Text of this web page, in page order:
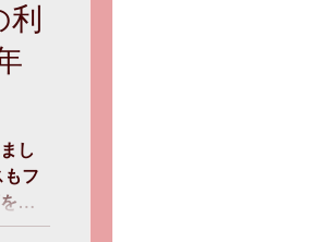
し
フ
ス